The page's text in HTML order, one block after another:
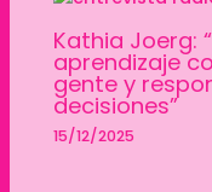
Kathia Joerg:
aprendizaje
gente y
decisiones”
15/12/2025